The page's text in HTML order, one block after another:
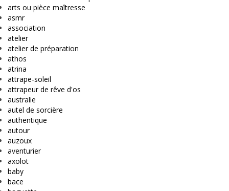
arts ou pièce maîtresse
asmr
association
atelier
atelier de préparation
athos
atrina
attrape-soleil
attrapeur de rêve d'os
australie
autel de sorcière
authentique
autour
auzoux
aventurier
axolot
baby
bace